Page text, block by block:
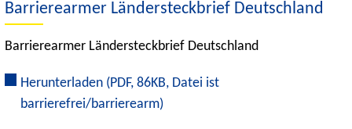
Barrierearmer Ländersteckbrief Deutschland
Barrierearmer Ländersteckbrief Deutschland
Herunterladen (PDF, 86KB, Datei ist
barrierefrei/barrierearm)